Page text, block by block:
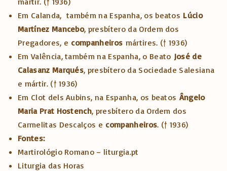
Em Calanda, também na Espanha, os beatos Lúcio
Martínez Mancebo, presbítero da Ordem dos
Pregadores, e companheiros mártires. († 1936)
Em Valência, também na Espanha, o Beato José de
Calasanz Marqués, presbítero da Sociedade Salesiana
e mártir. († 1936)
Em Clot dels Aubins, na Espanha, os beatos Ângelo
Maria Prat Hostench, presbítero da Ordem dos
Carmelitas Descalços e companheiros. († 1936)
Fontes:
Martirológio Romano – liturgia.pt
Liturgia das Horas